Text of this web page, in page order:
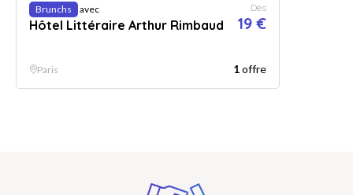
Brunchs avec
Hôtel Littéraire Arthur Rimbaud
Dès
19 €
Paris 1offre